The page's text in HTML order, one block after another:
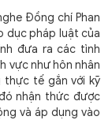
Đồng chí Phan
dục pháp luật của
đưa ra các tình
vực như hôn nhân
thực tế gắn với kỹ
nhận thức được
và áp dụng vào